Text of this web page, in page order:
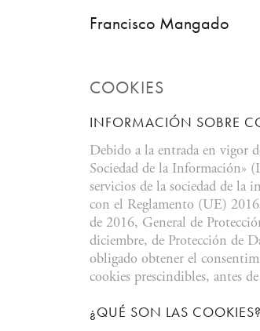
Francisco Mangado
COOKIES
INFORMACIÓN SOBRE
Debido a la entrada en vigor
Sociedad de la Información»
servicios de la sociedad de la
con el Reglamento (UE)
de 2016, General de
diciembre, de Protección de
obligado obtener el
cookies prescindibles, antes
¿QUÉ SON LAS COOKIES?